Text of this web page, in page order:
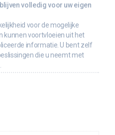
volledig voor uw eigen
voor de mogelijke
kunnen voortvloeien uit het
informatie. U bent zelf
die u neemt met